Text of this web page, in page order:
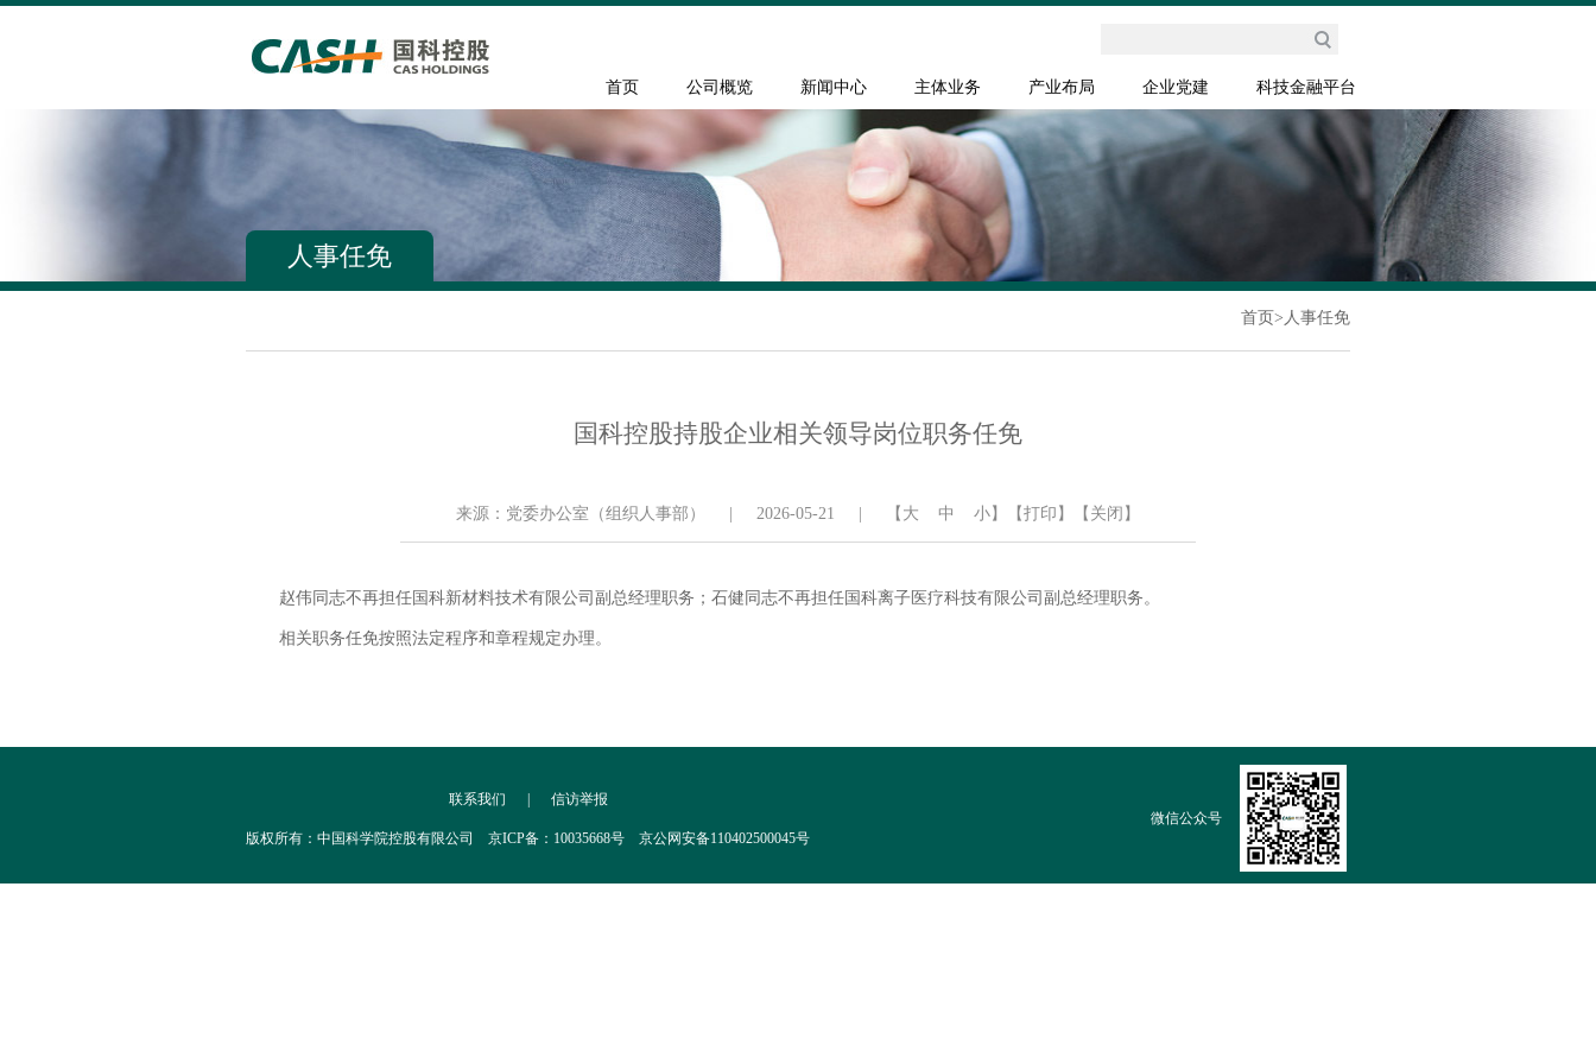
首页 公司概览 新闻中心 主体业务 产业布局 企业党建 科技金融平台
人事任免
首页 > 人事任免
国科控股持股企业相关领导岗位职务任免
来源：党委办公室（组织人事部） 2026-05-21 【 大 中 小 】 【打印】 【关闭】
赵伟同志不再担任国科新材料技术有限公司副总经理职务；石健同志不再担任国科离子医疗科技有限公司副总经理职务。
相关职务任免按照法定程序和章程规定办理。
联系我们 | 信访举报
版权所有：中国科学院控股有限公司 京ICP备：10035668号 京公网安备110402500045号
微信公众号